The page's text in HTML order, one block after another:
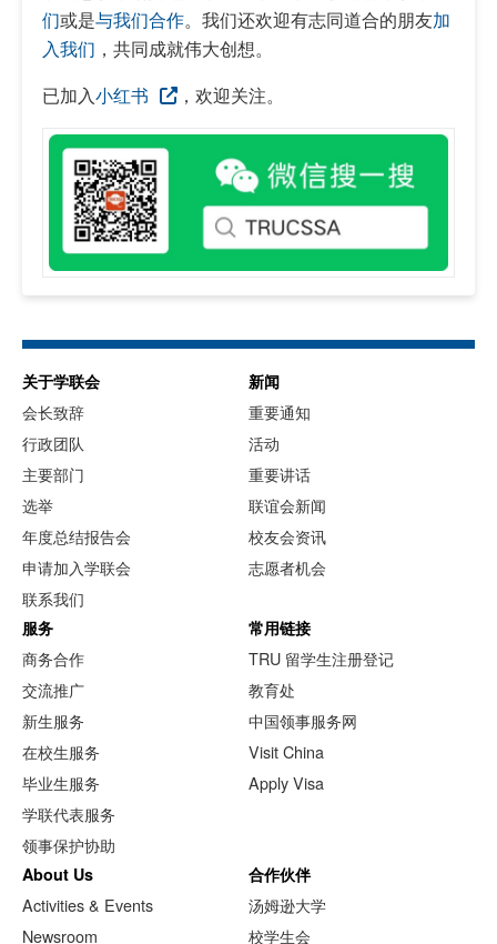
们或是与我们合作。我们还欢迎有志同道合的朋友加
入我们 ，共同成就伟大创想。
已加入小红书 ，欢迎关注。
关于学联会
会长致辞
行政团队
主要部门
选举
年度总结报告会
申请加入学联会
联系我们
新闻
重要通知
活动
重要讲话
联谊会新闻
校友会资讯
志愿者机会
服务
商务合作
交流推广
新生服务
在校生服务
毕业生服务
学联代表服务
领事保护协助
常用链接
TRU 留学生注册登记
教育处
中国领事服务网
Visit China
Apply Visa
About Us
Activities & Events
Newsroom
合作伙伴
汤姆逊大学
校学生会